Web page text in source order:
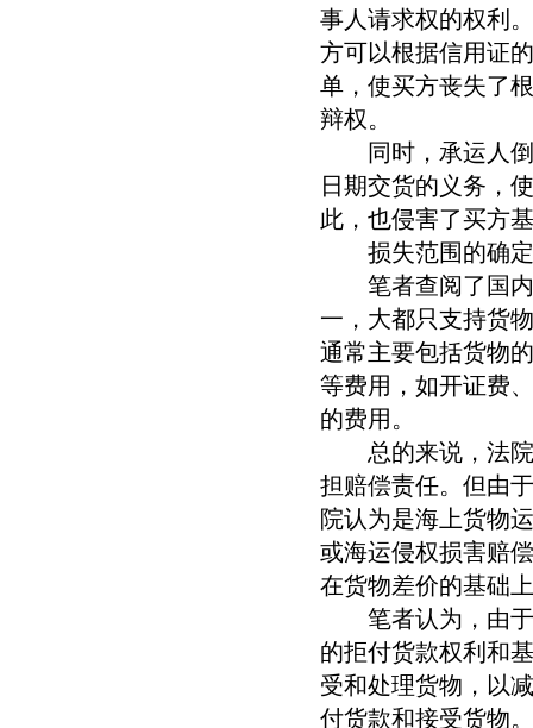
事人请求权的权利
方可以根据信用证
单，使买方丧失了
辩权。
同时，承运人倒
日期交货的义务，
此，也侵害了买方
损失范围的确定
笔者查阅了国内
一，大都只支持货
通常主要包括货物
等费用，如开证费
的费用。
总的来说，法院
担赔偿责任。但由
院认为是海上货物
或海运侵权损害赔
在货物差价的基础
笔者认为，由于
的拒付货款权利和
受和处理货物，以
付货款和接受货物